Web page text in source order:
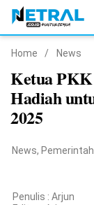
Nasional
Pemerintahan
Politik
Hukrim
Home / News
Ketua PKK
Hadiah
2025
News,
Penulis : Arjun